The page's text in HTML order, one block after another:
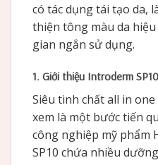
có tác dụng tái tạo da,
thiện tông màu da
gian ngắn sử dụng.
1. Giới thiệu Introderm
Siêu tinh chất all in one
xem là một bước tiến
công nghiệp mỹ phẩm
SP10 chứa nhiều